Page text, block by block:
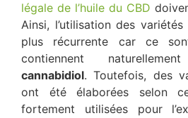
légale de l’huile du CBD
Ainsi, l’utilisation des
plus récurrente car ce
contiennent
cannabidiol. Toutefois, des
ont été élaborées selon
fortement utilisées pour